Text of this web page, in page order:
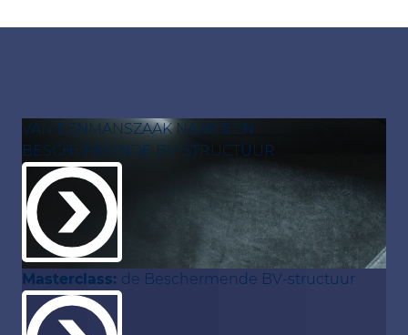
VAN EENMANSZAAK NAAR EEN
BESCHERMENDE BV-STRUCTUUR
Masterclass: de Beschermende BV-structuur